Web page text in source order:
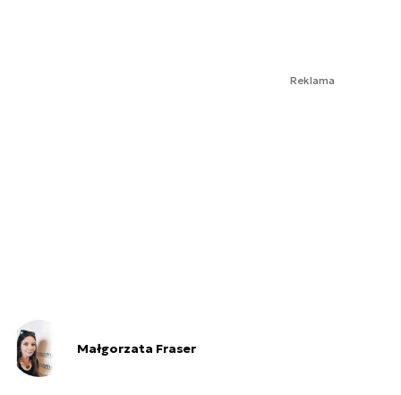
Reklama
Małgorzata Fraser